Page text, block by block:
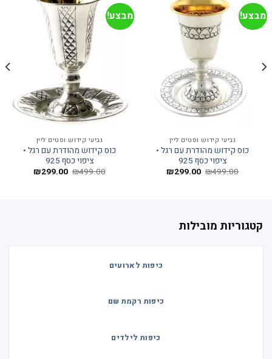
מבצע!
גביעי קידוש וסטים ליין
כוס קידוש מהודרת עם רגל •
ציפוי כסף 925
₪499.00 המחיר ₪299.00 המחיר
מבצע!
גביעי קידוש וסטים ליין
כוס קידוש מהודרת עם רגל •
ציפוי כסף 925
₪499.00 המחיר ₪299.00 המחיר
קטגוריות מובילות
כיפות לארועים
כיפות רקמת שם
כיפות לילדים